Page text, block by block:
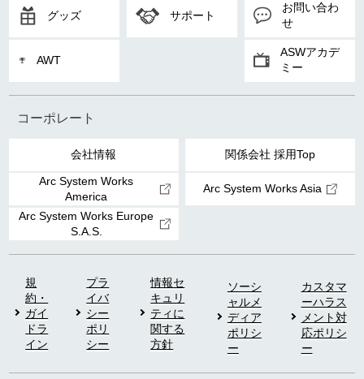
グッズ サポート
お問い合わ
せ
AWT
ASWアカデ
ミー
コーポレート
会社情報 関係会社 採用Top
Arc System Works
America
Arc System Works Asia
Arc System Works Europe
S.A.S.
規
約・
ガイ
ドラ
イン
プラ
イバ
シー
ポリ
シー
情報セ
キュリ
ティに
関する
方針
ソーシ
ャルメ
ディア
ポリシ
ー
カスタマ
ーハラス
メント対
応ポリシ
ー